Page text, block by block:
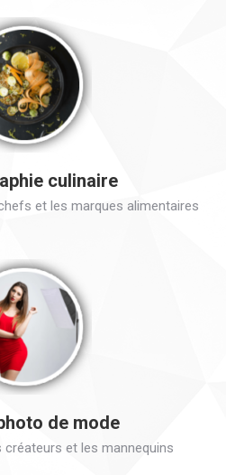
culinaire
et les marques alimentaires
de mode
créateurs et les mannequins